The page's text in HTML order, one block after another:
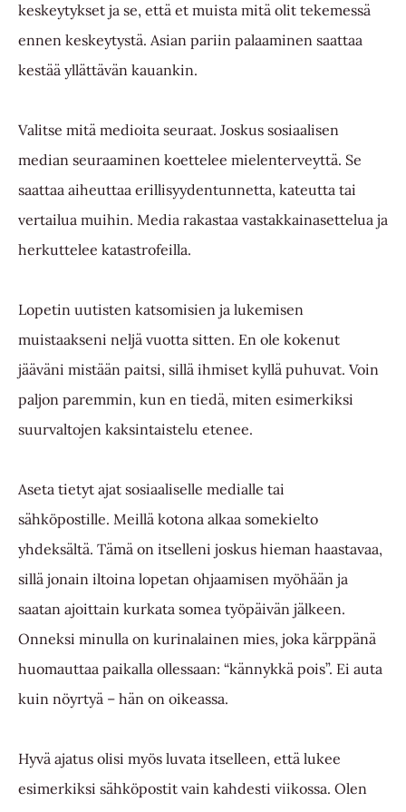
keskeytykset ja se, että et muista mitä olit tekemessä
ennen keskeytystä. Asian pariin palaaminen saattaa
kestää yllättävän kauankin.
Valitse mitä medioita seuraat. Joskus sosiaalisen
median seuraaminen koettelee mielenterveyttä. Se
saattaa aiheuttaa erillisyydentunnetta, kateutta tai
vertailua muihin. Media rakastaa vastakkainasettelua ja
herkuttelee katastrofeilla.
Lopetin uutisten katsomisien ja lukemisen
muistaakseni neljä vuotta sitten. En ole kokenut
jääväni mistään paitsi, sillä ihmiset kyllä puhuvat. Voin
paljon paremmin, kun en tiedä, miten esimerkiksi
suurvaltojen kaksintaistelu etenee.
Aseta tietyt ajat sosiaaliselle medialle tai
sähköpostille. Meillä kotona alkaa somekielto
yhdeksältä. Tämä on itselleni joskus hieman haastavaa,
sillä jonain iltoina lopetan ohjaamisen myöhään ja
saatan ajoittain kurkata somea työpäivän jälkeen.
Onneksi minulla on kurinalainen mies, joka kärppänä
huomauttaa paikalla ollessaan: “kännykkä pois”. Ei auta
kuin nöyrtyä – hän on oikeassa.
Hyvä ajatus olisi myös luvata itselleen, että lukee
esimerkiksi sähköpostit vain kahdesti viikossa. Olen